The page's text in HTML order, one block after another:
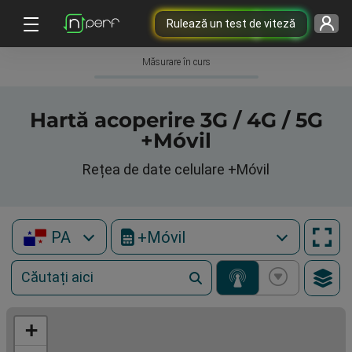
Rulează un test de viteză
Măsurare în curs
Hartă acoperire 3G / 4G / 5G
+Móvil
Rețea de date celulare +Móvil
PA +Móvil
+